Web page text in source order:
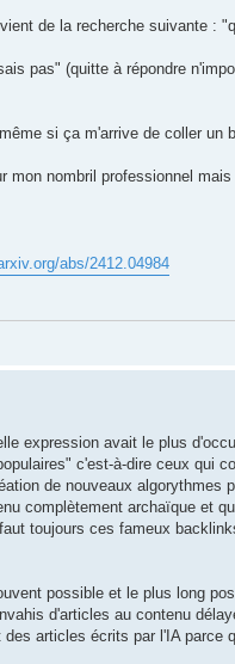
de la recherche suivante :
pas" (quitte à répondre
si ça m'arrive de coller
nombril professionnel
abs/2412.04984
expression avait le plus
c'est-à-dire ceux qui
de nouveaux algorythmes
complètement archaïque et
toujours ces fameux
possible et le plus long
d'articles au contenu
articles écrits par l'IA parce